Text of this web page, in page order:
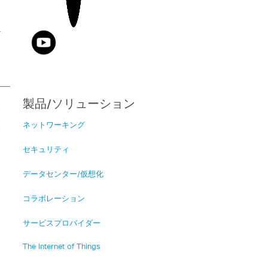
製品/ソリューション
ネットワーキング
セキュリティ
データセンター/仮想化
コラボレーション
サービスプロバイダー
The Internet of Things